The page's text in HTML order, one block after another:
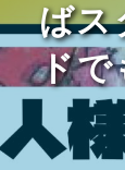
ばス
ドで